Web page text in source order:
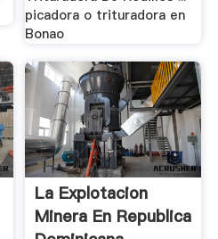
picadora o trituradora en
Bonao
La Explotacion
Minera En Republica